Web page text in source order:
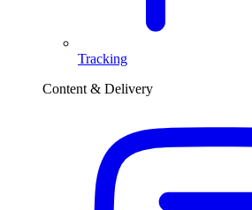
Tracking
Content & Delivery